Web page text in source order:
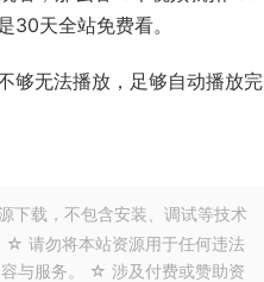
30天全站免费看。
够无法播放，足够自动播放完
下载，不包含安装、调试等技术
☆ 请勿将本站资源用于任何违法
与服务。 ☆ 涉及付费或赞助资